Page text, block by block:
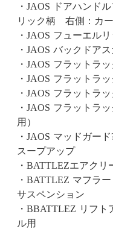
・JAOS ドアハンド
リック柄 右側：カー
・JAOS フューエル
・JAOS バックドア
・JAOS フラットラ
・JAOS フラットラ
・JAOS フラットラ
・JAOS フラットラ
用）
・JAOS マッドガー
スープアップ
・BATTLEZエアクリ
・BATTLEZ マフラ
サスペンション
・BBATTLEZ リフ
ル用